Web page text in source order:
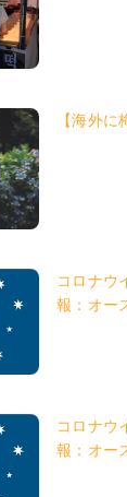
【海外に
コロナウ
報：オー
コロナウ
報：オー